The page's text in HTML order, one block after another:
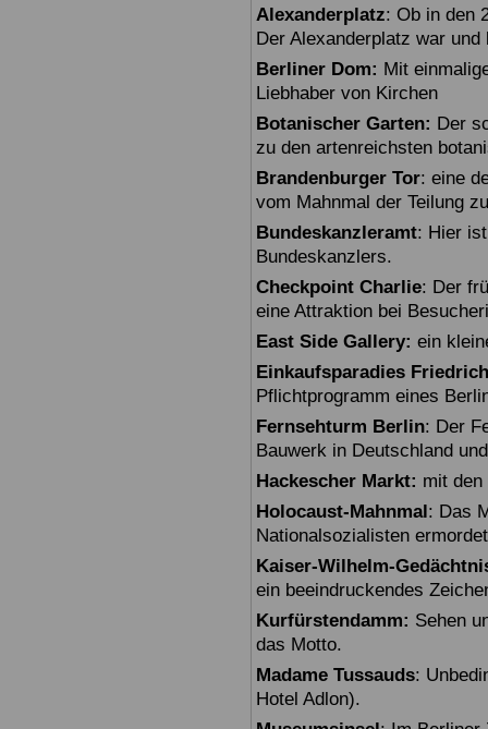
Alexanderplatz: Ob in den
Der Alexanderplatz war
Berliner Dom: Mit
Liebhaber von Kirchen
Botanischer Garten: Der
zu den artenreichsten
Brandenburger Tor: eine
vom Mahnmal der Teilung
Bundeskanzleramt: Hier
Bundeskanzlers.
Checkpoint Charlie: Der
eine Attraktion bei
East Side Gallery: ein
Einkaufsparadies
Pflichtprogramm eines
Fernsehturm Berlin: Der
Bauwerk in Deutschland
Hackescher Markt: mit
Holocaust-Mahnmal : Das
Nationalsozialisten
Kaiser-Wilhelm-
ein beeindruckendes
Kurfürstendamm: Sehen
das Motto.
Madame Tussauds:
Hotel Adlon).